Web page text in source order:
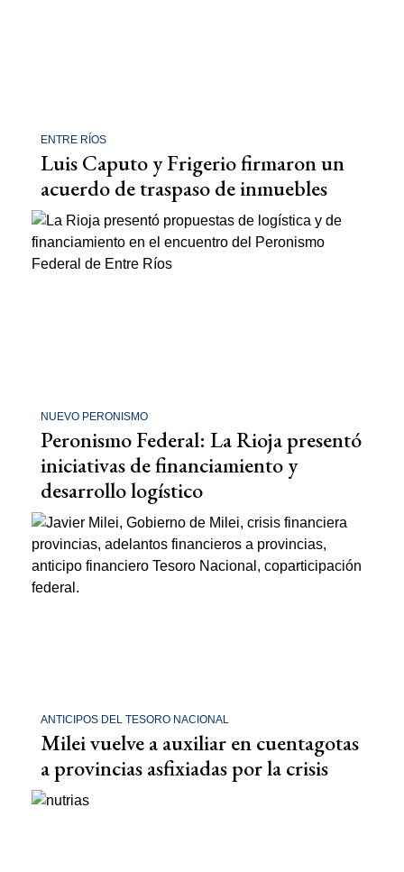
ENTRE RÍOS
Luis Caputo y Frigerio firmaron un
acuerdo de traspaso de inmuebles
NUEVO PERONISMO
Peronismo Federal: La Rioja presentó
iniciativas de financiamiento y
desarrollo logístico
ANTICIPOS DEL TESORO NACIONAL
Milei vuelve a auxiliar en cuentagotas
a provincias asfixiadas por la crisis